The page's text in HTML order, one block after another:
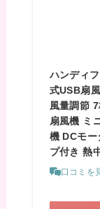
ハンディ
式USB扇
風量調節
扇風機 ミ
機 DCモ
プ付き 熱
口コミを